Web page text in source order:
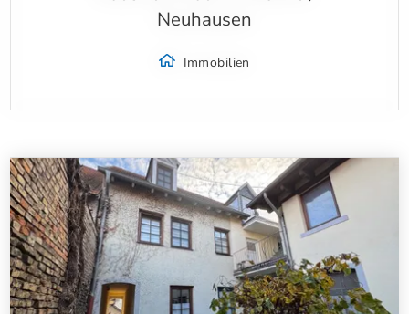
Neuhausen
Immobilien